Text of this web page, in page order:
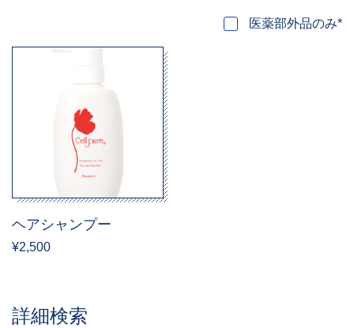
医薬部外品のみ*
ヘアシャンプー
¥2,500
詳細検索